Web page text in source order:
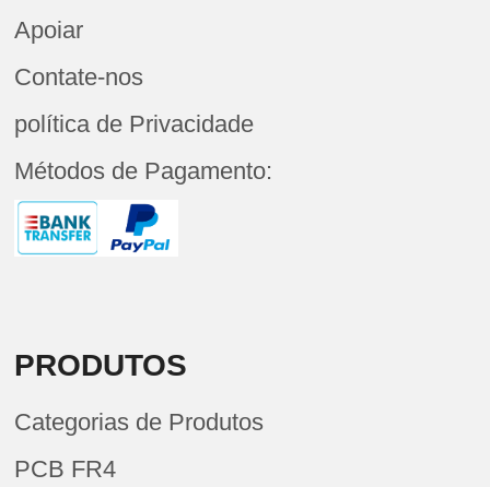
Apoiar
Contate-nos
política de Privacidade
Métodos de Pagamento:
PRODUTOS
Categorias de Produtos
PCB FR4